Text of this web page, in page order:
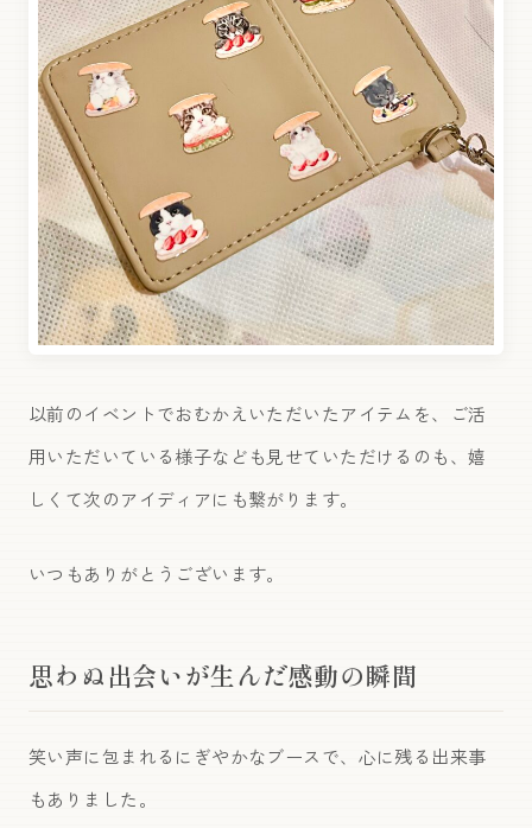
以前のイベントでおむかえいただいたアイテムを、ご活
用いただいている様子なども見せていただけるのも、嬉
しくて次のアイディアにも繋がります。
いつもありがとうございます。
思わぬ出会いが生んだ感動の瞬間
笑い声に包まれるにぎやかなブースで、心に残る出来事
もありました。